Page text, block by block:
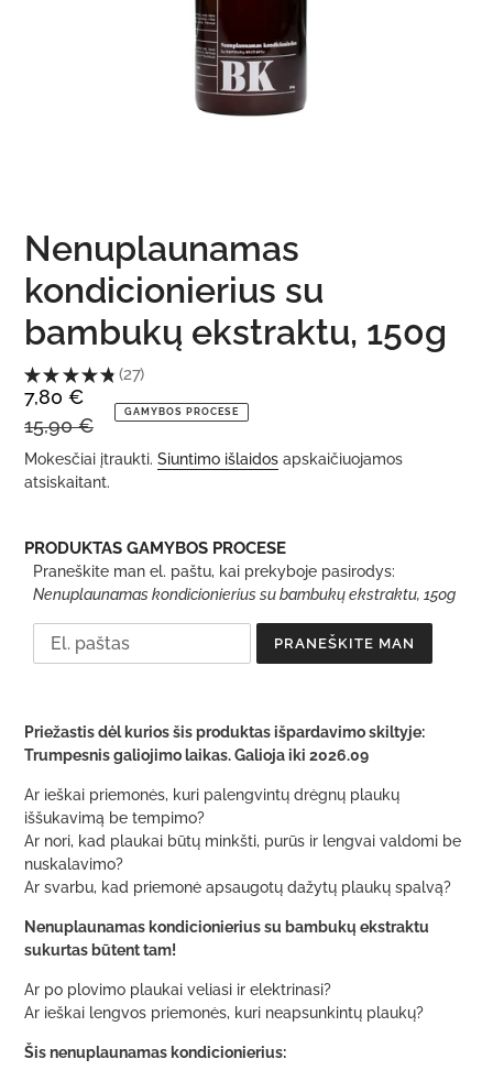
Nenuplaunamas
kondicionierius su
bambukų ekstraktu, 150g
★ ★ ★ ★ ★ 27
27
Kaina
su
nuolaida
7,80 €
Įprasta
kaina
15,90 €
GAMYBOS PROCESE
Mokesčiai įtraukti. Siuntimo išlaidos apskaičiuojamos
atsiskaitant.
PRODUKTAS GAMYBOS PROCESE
Praneškite man el. paštu, kai prekyboje pasirodys:
Nenuplaunamas kondicionierius su bambukų ekstraktu, 150g
krepšelio
Priežastis dėl kurios šis produktas išpardavimo skiltyje:
Trumpesnis galiojimo laikas. Galioja iki 2026.09
Ar ieškai priemonės, kuri palengvintų drėgnų plaukų
iššukavimą be tempimo?
Ar nori, kad plaukai būtų minkšti, purūs ir lengvai valdomi be
nuskalavimo?
Ar svarbu, kad priemonė apsaugotų dažytų plaukų spalvą?
Nenuplaunamas kondicionierius su bambukų ekstraktu
sukurtas būtent tam!
Ar po plovimo plaukai veliasi ir elektrinasi?
Ar ieškai lengvos priemonės, kuri neapsunkintų plaukų?
Šis nenuplaunamas kondicionierius: